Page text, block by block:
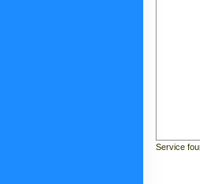
Service